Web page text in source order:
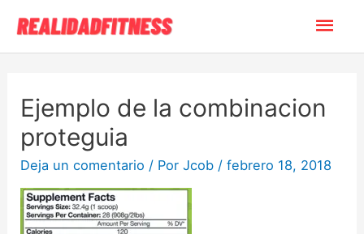
Ejemplo de la combinacion
proteguia
Deja un comentario / PorJcob /febrero 18, 2018